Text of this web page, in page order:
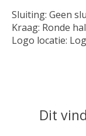
Sluiting: Geen
Kraag: Ronde
Logo locatie:
Dit